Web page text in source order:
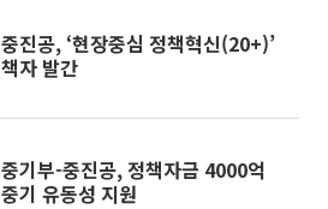
중진공, ‘현장중심 정책혁신(20+)’
책자 발간
중기부-중진공, 정책자금 4000억
중기 유동성 지원